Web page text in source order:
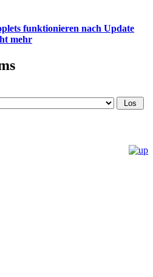
funktionieren nach Update
mehr